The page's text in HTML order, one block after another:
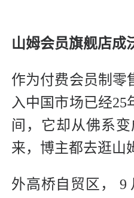
山姆会员旗舰店成
作为付费会员制零
入中国市场已经25
间，它却从佛系
来，博主都去逛山
外高桥自贸区， 9